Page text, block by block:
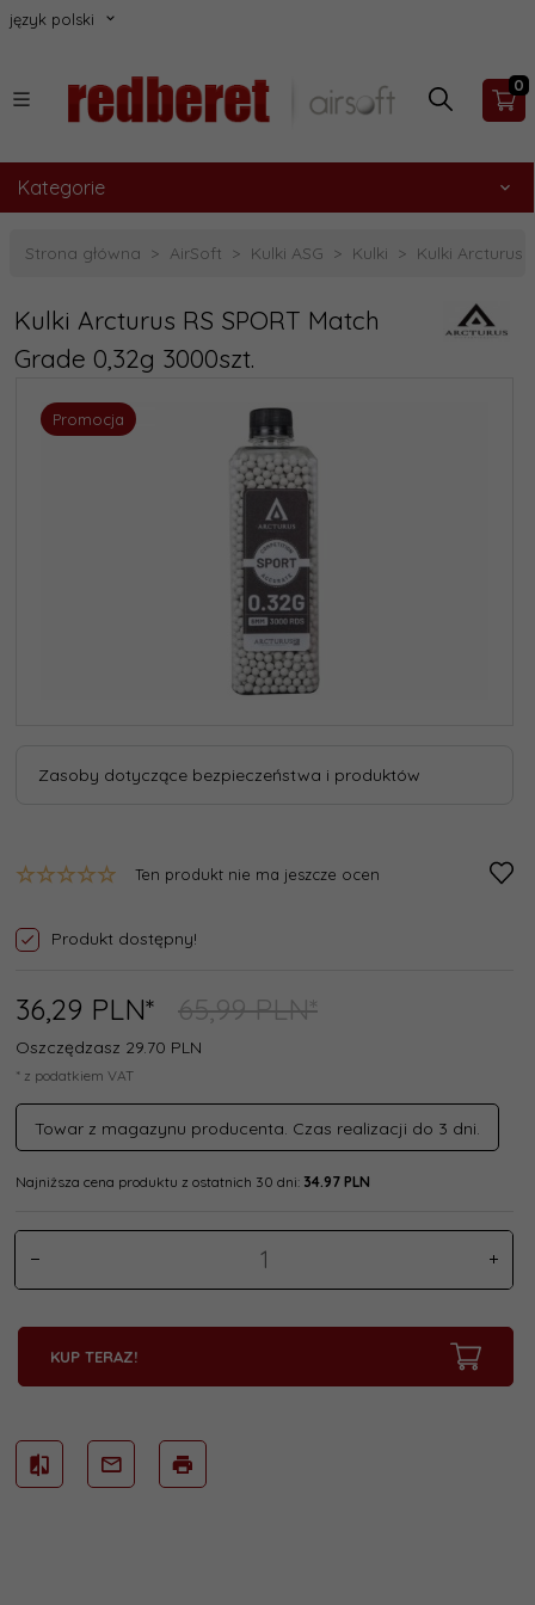
język polski
0
Kategorie
Strona główna AirSoft Kulki ASG Kulki Kulki Arcturus
Kulki Arcturus RS SPORT Match
Grade 0,32g 3000szt.
Promocja
Zasoby dotyczące bezpieczeństwa i produktów
Ten produkt nie ma jeszcze ocen
Produkt dostępny!
36,29 PLN* 65,99 PLN*
Oszczędzasz 29.70 PLN
* z podatkiem VAT
Towar z magazynu producenta. Czas realizacji do 3 dni.
Najniższa cena produktu z ostatnich 30 dni: 34.97 PLN
KUP TERAZ!